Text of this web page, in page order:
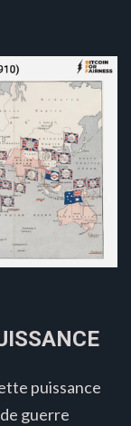
puissance
guerre